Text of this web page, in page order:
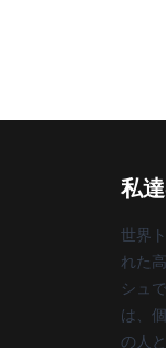
私
世界
れた
シュ
は、
の人